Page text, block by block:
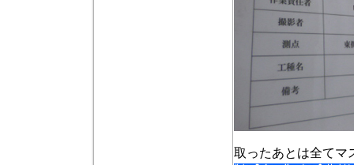
取ったあとは全てマ